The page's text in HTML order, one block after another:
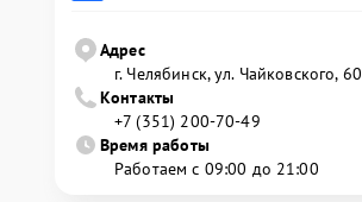
Адрес
г. Челябинск, ул. Чайковского, 60
Контакты
+7 (351) 200-70-49
Время работы
Работаем с 09:00 до 21:00